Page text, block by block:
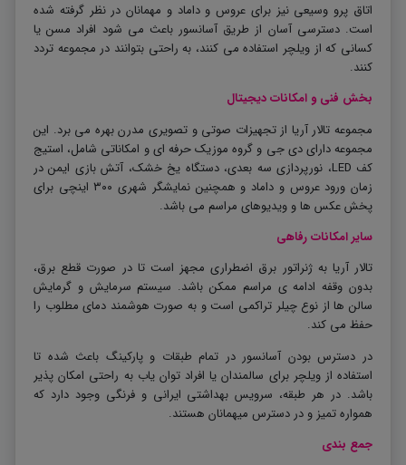
اتاق پرو وسیعی نیز برای عروس و داماد و مهمانان در نظر گرفته شده
است. دسترسی آسان از طریق آسانسور باعث می شود افراد مسن یا
کسانی که از ویلچر استفاده می کنند، به راحتی بتوانند در مجموعه تردد
کنند.
بخش فنی و امکانات دیجیتال
مجموعه تالار آریا از تجهیزات صوتی و تصویری مدرن بهره می برد. این
مجموعه دارای دی جی و گروه موزیک حرفه ای و امکاناتی شامل، استیج
کف LED، نورپردازی سه بعدی، دستگاه یخ خشک، آتش بازی ایمن در
زمان ورود عروس و داماد و همچنین نمایشگر شهری ۳۰۰ اینچی برای
پخش عکس ها و ویدیوهای مراسم می باشد.
سایر امکانات رفاهی
تالار آریا به ژنراتور برق اضطراری مجهز است تا در صورت قطع برق،
بدون وقفه ادامه ی مراسم ممکن باشد. سیستم سرمایش و گرمایش
سالن ها از نوع چیلر تراکمی است و به صورت هوشمند دمای مطلوب را
حفظ می کند.
در دسترس بودن آسانسور در تمام طبقات و پارکینگ باعث شده تا
استفاده از ویلچر برای سالمندان یا افراد توان یاب به راحتی امکان پذیر
باشد. در هر طبقه، سرویس بهداشتی ایرانی و فرنگی وجود دارد که
همواره تمیز و در دسترس میهمانان هستند.
جمع بندی